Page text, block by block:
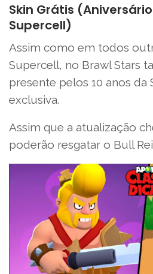
Skin Grátis
Supercell)
Assim como em todos
Supercell, no Brawl Stars
presente pelos 10 anos da
exclusiva.
Assim que a atualização
poderão resgatar o Bull